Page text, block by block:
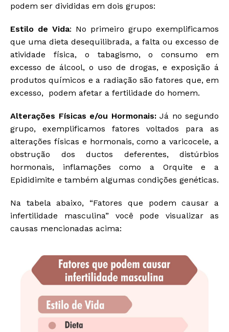
podem ser divididas em dois grupos:
Estilo de Vida: No primeiro grupo exemplificamos
que uma dieta desequilibrada, a falta ou excesso de
atividade física, o tabagismo, o consumo em
excesso de álcool, o uso de drogas, e exposição á
produtos químicos e a radiação são fatores que, em
excesso, podem afetar a fertilidade do homem.
Alterações Físicas e/ou Hormonais: Já no segundo
grupo, exemplificamos fatores voltados para as
alterações físicas e hormonais, como a varicocele, a
obstrução dos ductos deferentes, distúrbios
hormonais, inflamações como a Orquite e a
Epididimite e também algumas condições genéticas.
Na tabela abaixo, “Fatores que podem causar a
infertilidade masculina” você pode visualizar as
causas mencionadas acima: